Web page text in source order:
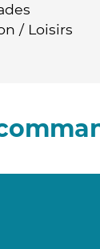
/ Loisirs